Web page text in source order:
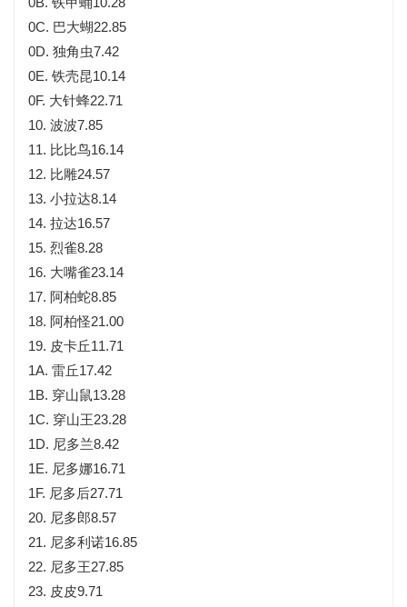
0C. 巴大蝴22.85
0D. 独角虫7.42
0E. 铁壳昆10.14
0F. 大针蜂22.71
10. 波波7.85
11. 比比鸟16.14
12. 比雕24.57
13. 小拉达8.14
14. 拉达16.57
15. 烈雀8.28
16. 大嘴雀23.14
17. 阿柏蛇8.85
18. 阿柏怪21.00
19. 皮卡丘11.71
1A. 雷丘17.42
1B. 穿山鼠13.28
1C. 穿山王23.28
1D. 尼多兰8.42
1E. 尼多娜16.71
1F. 尼多后27.71
20. 尼多郎8.57
21. 尼多利诺16.85
22. 尼多王27.85
23. 皮皮9.71